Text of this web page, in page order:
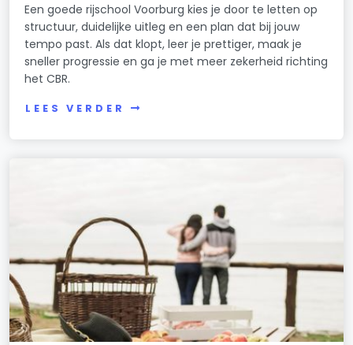
Een goede rijschool Voorburg kies je door te letten op
structuur, duidelijke uitleg en een plan dat bij jouw
tempo past. Als dat klopt, leer je prettiger, maak je
sneller progressie en ga je met meer zekerheid richting
het CBR.
LEES VERDER